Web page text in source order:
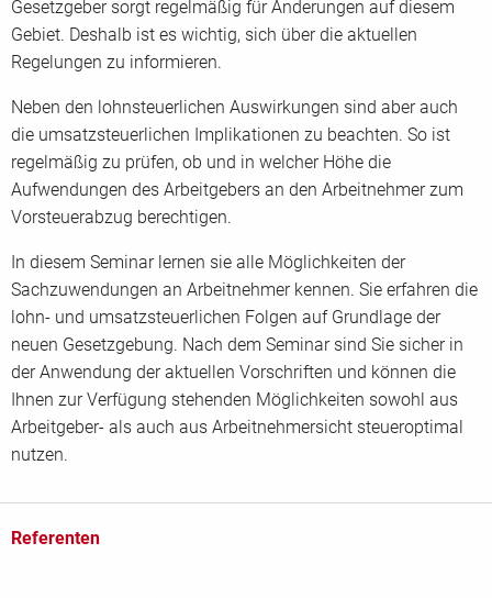
Gesetzgeber sorgt regelmäßig für Änderungen auf diesem
Gebiet. Deshalb ist es wichtig, sich über die aktuellen
Regelungen zu informieren.
Neben den lohnsteuerlichen Auswirkungen sind aber auch
die umsatzsteuerlichen Implikationen zu beachten. So ist
regelmäßig zu prüfen, ob und in welcher Höhe die
Aufwendungen des Arbeitgebers an den Arbeitnehmer zum
Vorsteuerabzug berechtigen.
In diesem Seminar lernen sie alle Möglichkeiten der
Sachzuwendungen an Arbeitnehmer kennen. Sie erfahren die
lohn- und umsatzsteuerlichen Folgen auf Grundlage der
neuen Gesetzgebung. Nach dem Seminar sind Sie sicher in
der Anwendung der aktuellen Vorschriften und können die
Ihnen zur Verfügung stehenden Möglichkeiten sowohl aus
Arbeitgeber- als auch aus Arbeitnehmersicht steueroptimal
nutzen.
Referenten